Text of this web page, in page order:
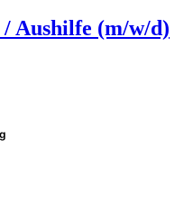
Aushilfe (m/w/d)